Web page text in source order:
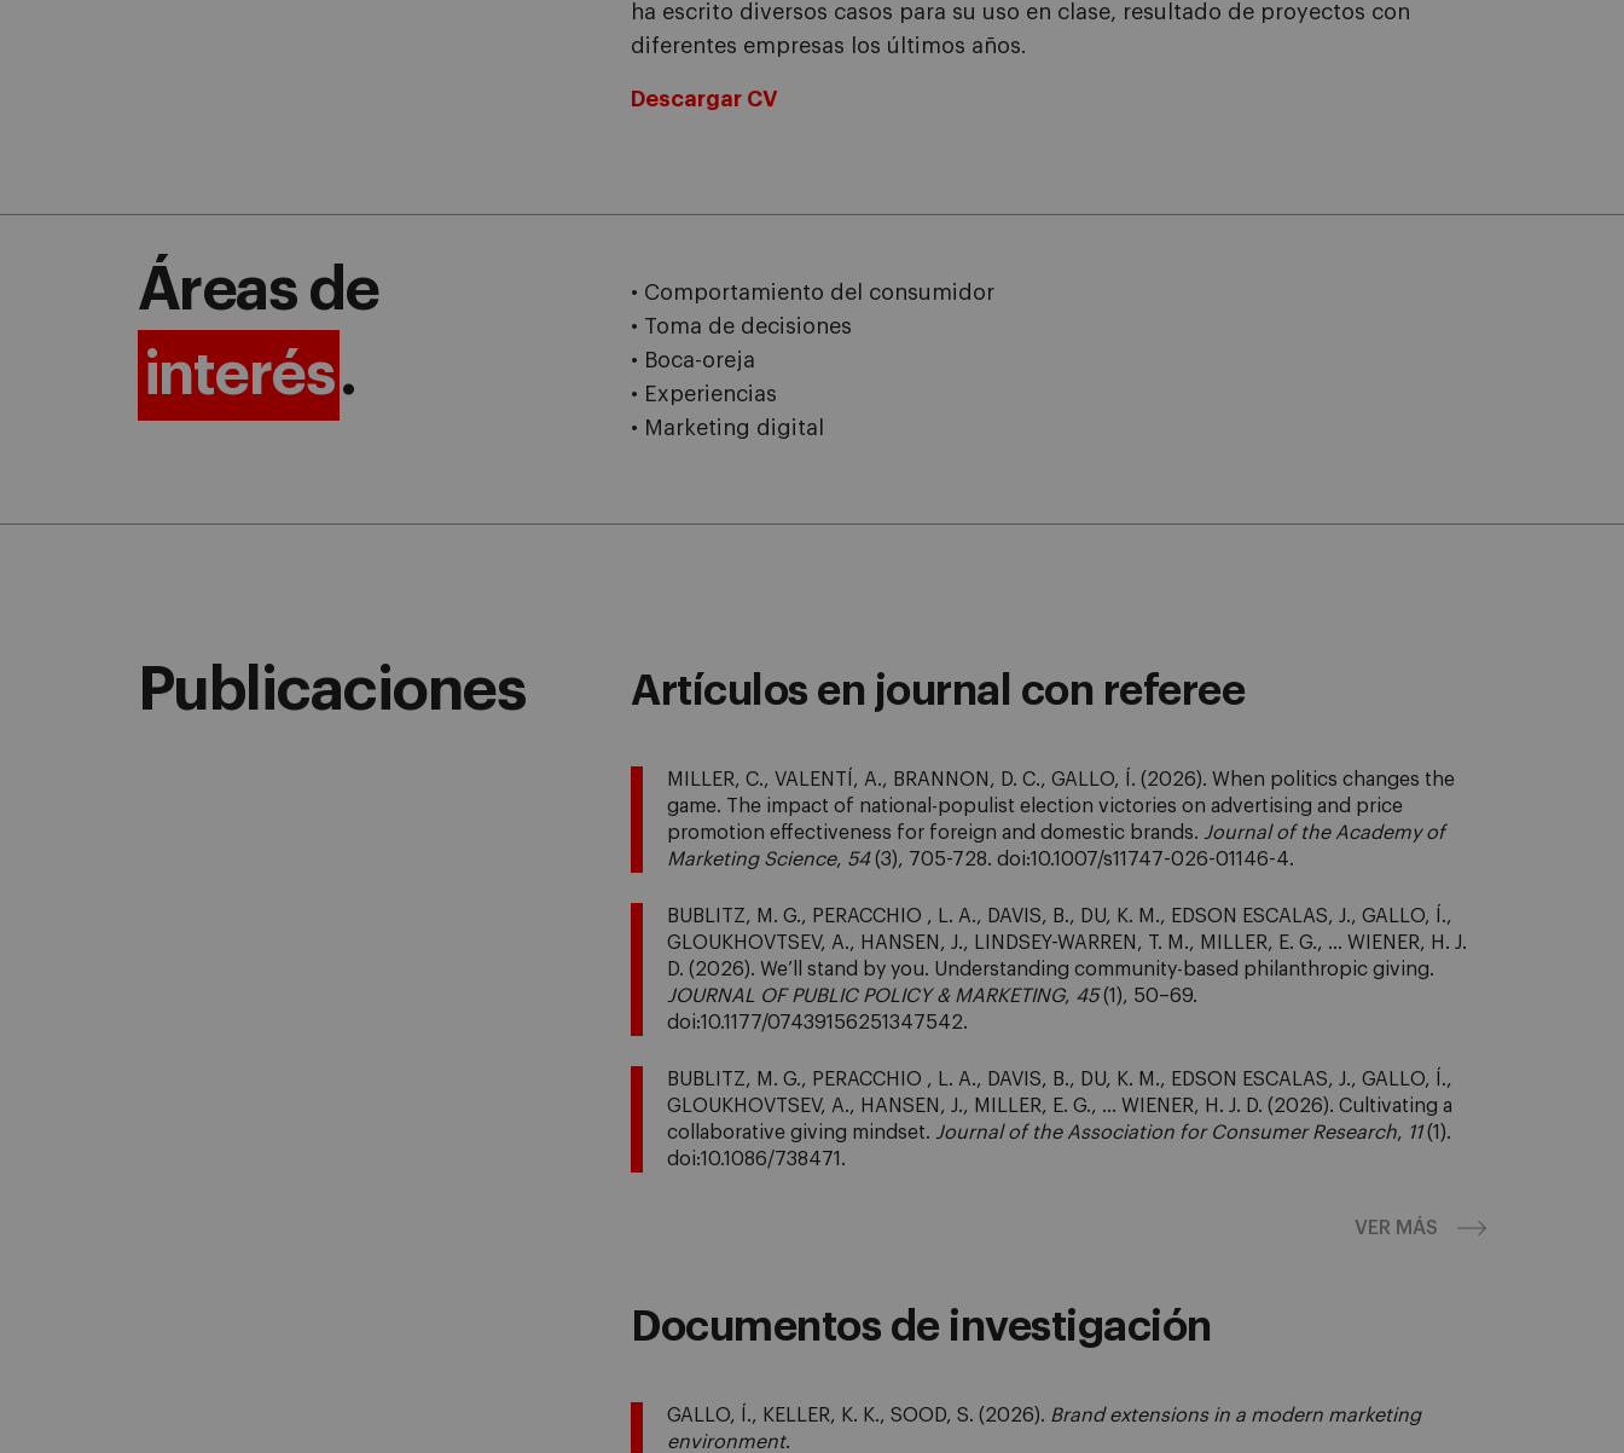
ha escrito diversos casos para su uso en clase, resultado de proyectos con
diferentes empresas los últimos años.
Descargar CV
Áreas de
interés.
• Comportamiento del consumidor
• Toma de decisiones
• Boca-oreja
• Experiencias
• Marketing digital
Publicaciones Artículos en journal con referee
MILLER, C., VALENTÍ, A., BRANNON, D. C., GALLO, Í. (2026). When politics changes the
game. The impact of national-populist election victories on advertising and price
promotion effectiveness for foreign and domestic brands. Journal of the Academy of
Marketing Science, 54(3), 705-728. doi:10.1007/s11747-026-01146-4.
BUBLITZ, M. G., PERACCHIO , L. A., DAVIS, B., DU, K. M., EDSON ESCALAS, J., GALLO, Í.,
GLOUKHOVTSEV, A., HANSEN, J., LINDSEY-WARREN, T. M., MILLER, E. G., ... WIENER, H. J.
D. (2026). We’ll stand by you. Understanding community-based philanthropic giving.
JOURNAL OF PUBLIC POLICY & MARKETING, 45(1), 50–69.
doi:10.1177/07439156251347542.
BUBLITZ, M. G., PERACCHIO , L. A., DAVIS, B., DU, K. M., EDSON ESCALAS, J., GALLO, Í.,
GLOUKHOVTSEV, A., HANSEN, J., MILLER, E. G., ... WIENER, H. J. D. (2026). Cultivating a
collaborative giving mindset. Journal of the Association for Consumer Research, 11(1).
doi:10.1086/738471.
VER MÁS
Documentos de investigación
GALLO, Í., KELLER, K. K., SOOD, S. (2026). Brand extensions in a modern marketing
environment.